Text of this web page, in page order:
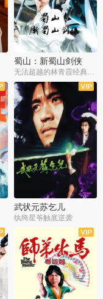
蜀山：新蜀山剑侠
无法超越的林青霞经典角色
武状元苏乞儿
纨绔星爷触底逆袭